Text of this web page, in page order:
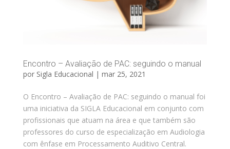
Encontro – Avaliação de PAC: seguindo o manual
por Sigla Educacional | mar 25, 2021
O Encontro – Avaliação de PAC: seguindo o manual foi
uma iniciativa da SIGLA Educacional em conjunto com
profissionais que atuam na área e que também são
professores do curso de especialização em Audiologia
com ênfase em Processamento Auditivo Central.